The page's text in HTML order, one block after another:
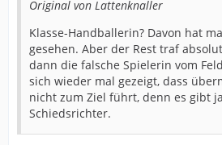
Original von Lattenknaller
Klasse-Handballerin? Davon hat
gesehen. Aber der Rest traf
dann die falsche Spielerin vom
sich wieder mal gezeigt, dass
nicht zum Ziel führt, denn es gibt
Schiedsrichter.